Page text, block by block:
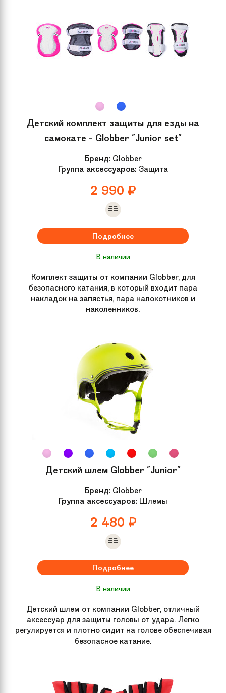
Детский комплект защиты для езды на
самокате - Globber "Junior set"
Бренд: Globber
Группа аксессуаров: Защита
2 990 ₽
Подробнее
В наличии
Комплект защиты от компании Globber, для
безопасного катания, в который входит пара
накладок на запястья, пара налокотников и
наколенников.
Детский шлем Globber "Junior"
Бренд: Globber
Группа аксессуаров: Шлемы
2 480 ₽
Подробнее
В наличии
Детский шлем от компании Globber, отличный
аксессуар для защиты головы от удара. Легко
регулируется и плотно сидит на голове обеспечивая
безопасное катание.